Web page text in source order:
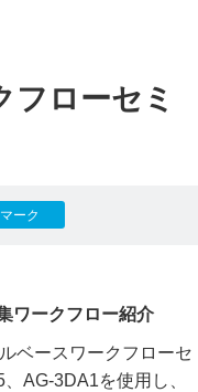
フローセミ
ーク
ワークフロー紹介
ベースワークフローセ
AG-3DA1を使用し、